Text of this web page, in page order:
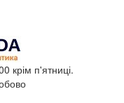
крім п'ятниці.